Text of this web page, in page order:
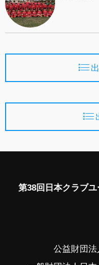
第38回日本クラブ
公益財団